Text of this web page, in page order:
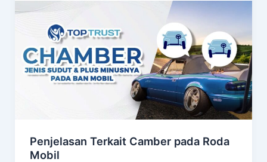
Penjelasan Terkait Camber pada Roda
Mobil